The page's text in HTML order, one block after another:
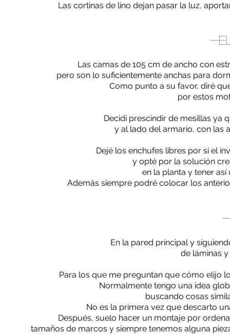
Las cortinas de lino dejan pasar la luz,
-
Las camas de 105 cm de ancho con
pero son lo suficientemente anchas para
Como punto a su favor, diré
por estos
Decidí prescindir de mesillas ya
y al lado del armario, con las
Dejé los enchufes libres por si el
y opté por la solución
en la planta y tener
Además siempre podré colocar los
-
En la pared principal y
de láminas
Para los que me preguntan que cómo elijo
Normalmente tengo una idea
buscando cosas
No es la primera vez que descarto
Después, suelo hacer un montaje por
tamaños de marcos y siempre tenemos alguna